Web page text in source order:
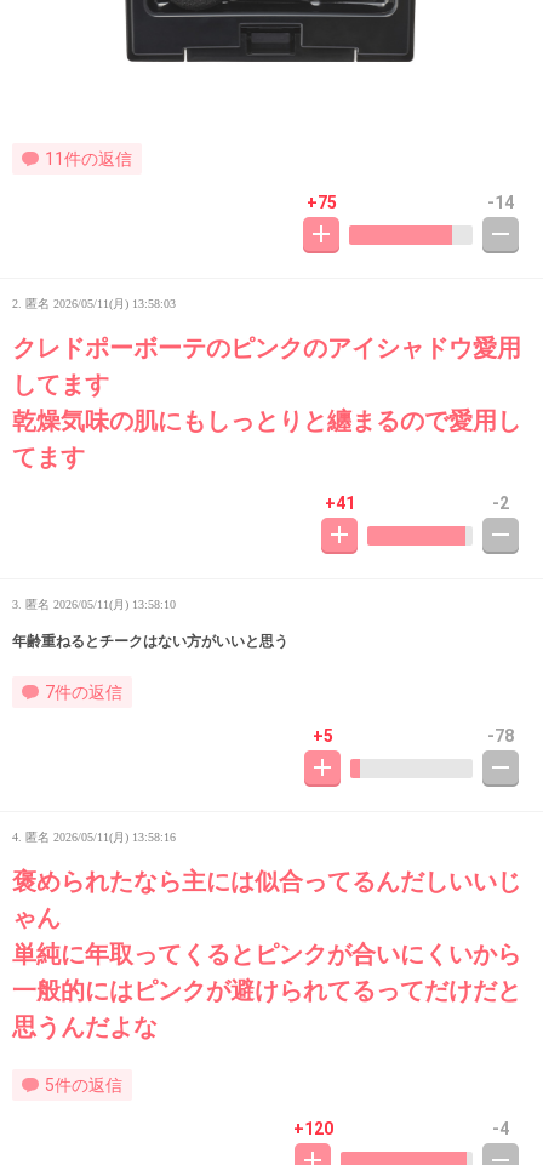
11件の返信
+75 -14
2. 匿名 2026/05/11(月) 13:58:03
クレドポーボーテのピンクのアイシャドウ愛用
してます
乾燥気味の肌にもしっとりと纏まるので愛用し
てます
+41 -2
3. 匿名 2026/05/11(月) 13:58:10
年齢重ねるとチークはない方がいいと思う
7件の返信
+5 -78
4. 匿名 2026/05/11(月) 13:58:16
褒められたなら主には似合ってるんだしいいじ
ゃん
単純に年取ってくるとピンクが合いにくいから
一般的にはピンクが避けられてるってだけだと
思うんだよな
5件の返信
+120 -4